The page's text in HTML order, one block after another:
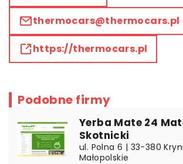
thermocars@thermocars.pl
https://thermocars.pl
Podobne firmy
Yerba Mate 24
Skotnicki
ul. Polna 6 | 33-380
Małopolskie